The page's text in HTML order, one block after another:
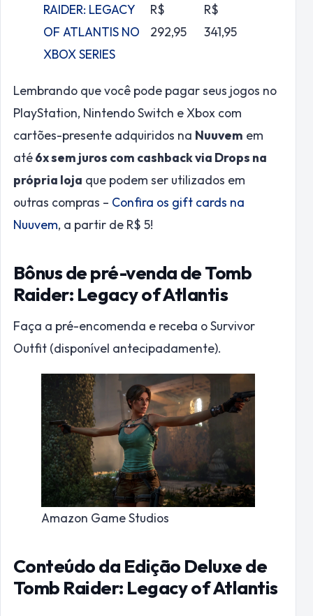
RAIDER: LEGACY
OF ATLANTIS NO
XBOX SERIES
R$
292,95
R$
341,95
Lembrando que você pode pagar seus jogos no
PlayStation, Nintendo Switch e Xbox com
cartões-presente adquiridos na Nuuvem em
até6x sem juros com cashback via Drops na
própria loja que podem ser utilizados em
outras compras – Confira os gift cards na
Nuuvem, a partir de R$ 5!
Bônus de pré-venda de Tomb
Raider: Legacy of Atlantis
Faça a pré-encomenda e receba o Survivor
Outfit (disponível antecipadamente).
Amazon Game Studios
Conteúdo da Edição Deluxe de
Tomb Raider: Legacy of Atlantis